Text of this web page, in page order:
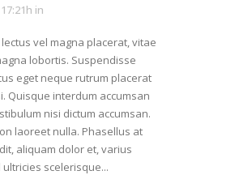
in
vel magna placerat, vitae
lobortis. Suspendisse
eget neque rutrum placerat
Quisque interdum accumsan
nisi dictum accumsan.
laoreet nulla. Phasellus at
aliquam dolor et, varius
ultricies scelerisque...